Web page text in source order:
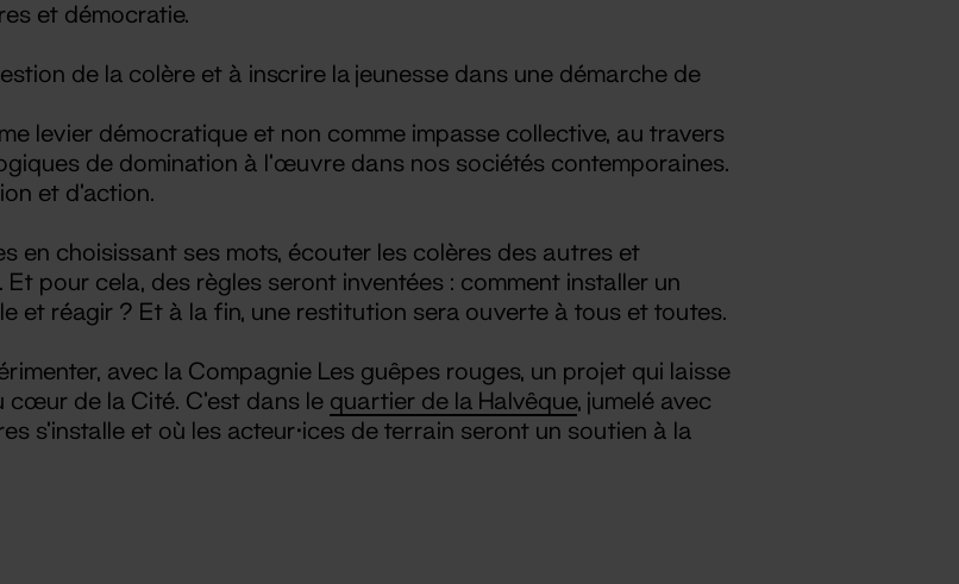
et démocratie.
de la colère et à inscrire la jeunesse dans une démarche de
levier démocratique et non comme impasse collective, au travers
de domination à l’œuvre dans nos sociétés contemporaines.
et d'action.
en choisissant ses mots, écouter les colères des autres et
pour cela, des règles seront inventées : comment installer un
et réagir ? Et à la fin, une restitution sera ouverte à tous et toutes.
avec la Compagnie Les guêpes rouges, un projet qui laisse
de la Cité. C’est dans le quartier de la Halvêque, jumelé avec
s’installe et où les acteur·ices de terrain seront un soutien à la